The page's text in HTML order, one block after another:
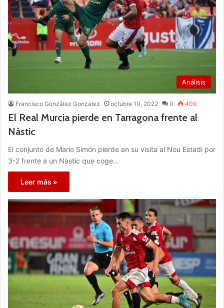
Análisis
Francisco González Gonzalez octubre 10, 2022 0 409
El Real Murcia pierde en Tarragona frente al
Nàstic
El conjunto de Mario Simón pierde en su visita al Nou Estadi por
3-2 frente a un Nàstic que coge…
Leer más »